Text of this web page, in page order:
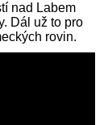
nad Labem
Dál už to pro
rovin.